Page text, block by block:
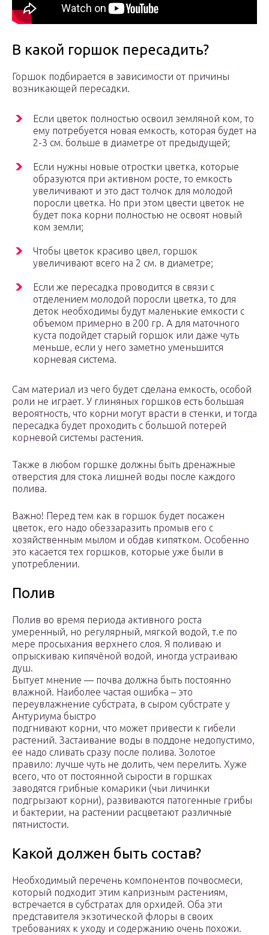
В какой горшок пересадить?
Горшок подбирается в зависимости от причины
возникающей пересадки.
Если цветок полностью освоил земляной ком, то
ему потребуется новая емкость, которая будет на
2-3 см. больше в диаметре от предыдущей;
Если нужны новые отростки цветка, которые
образуются при активном росте, то емкость
увеличивают и это даст толчок для молодой
поросли цветка. Но при этом цвести цветок не
будет пока корни полностью не освоят новый
ком земли;
Чтобы цветок красиво цвел, горшок
увеличивают всего на 2 см. в диаметре;
Если же пересадка проводится в связи с
отделением молодой поросли цветка, то для
деток необходимы будут маленькие емкости с
объемом примерно в 200 гр. А для маточного
куста подойдет старый горшок или даже чуть
меньше, если у него заметно уменьшится
корневая система.
Сам материал из чего будет сделана емкость, особой
роли не играет. У глиняных горшков есть большая
вероятность, что корни могут врасти в стенки, и тогда
пересадка будет проходить с большой потерей
корневой системы растения.
Также в любом горшке должны быть дренажные
отверстия для стока лишней воды после каждого
полива.
Важно! Перед тем как в горшок будет посажен
цветок, его надо обеззаразить промыв его с
хозяйственным мылом и обдав кипятком. Особенно
это касается тех горшков, которые уже были в
употреблении.
Полив
Полив во время периода активного роста
умеренный, но регулярный, мягкой водой, т.е по
мере просыхания верхнего слоя. Я поливаю и
опрыскиваю кипячёной водой, иногда устраиваю
душ.
Бытует мнение — почва должна быть постоянно
влажной. Наиболее частая ошибка – это
переувлажнение субстрата, в сыром субстрате у
Антуриума быстро
подгнивают корни, что может привести к гибели
растений. Застаивание воды в поддоне недопустимо,
ее надо сливать сразу после полива. Золотое
правило: лучше чуть не долить, чем перелить. Хуже
всего, что от постоянной сырости в горшках
заводятся грибные комарики (чьи личинки
подгрызают корни), развиваются патогенные грибы
и бактерии, на растении расцветают различные
пятнистости.
Какой должен быть состав?
Необходимый перечень компонентов почвосмеси,
который подходит этим капризным растениям,
встречается в субстратах для орхидей. Оба эти
представителя экзотической флоры в своих
требованиях к уходу и содержанию очень похожи.